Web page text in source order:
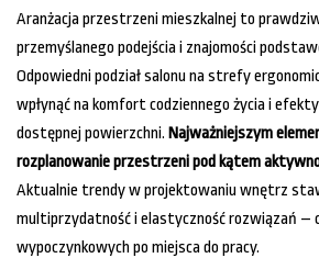
Aranżacja przestrzeni mieszkalnej to
przemyślanego podejścia i znajomości
Odpowiedni podział salonu na strefy
wpłynąć na komfort codziennego życia i
dostępnej powierzchni. Najważniejszym
rozplanowanie przestrzeni pod kątem
Aktualnie trendy w projektowaniu wnętrz
multiprzydatność i elastyczność rozwiązań –
wypoczynkowych po miejsca do pracy.